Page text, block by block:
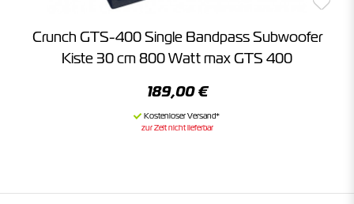
Crunch GTS-400 Single Bandpass Subwoofer
Kiste 30 cm 800 Watt max GTS 400
189,00 €
zur Zeit nicht lieferbar